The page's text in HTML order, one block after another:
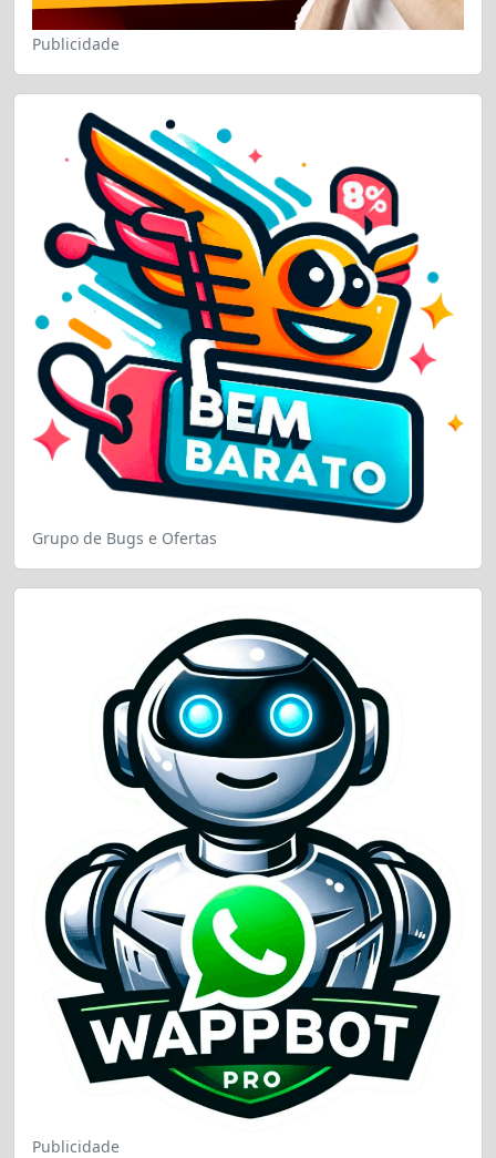
Publicidade
Grupo de Bugs e Ofertas
Publicidade